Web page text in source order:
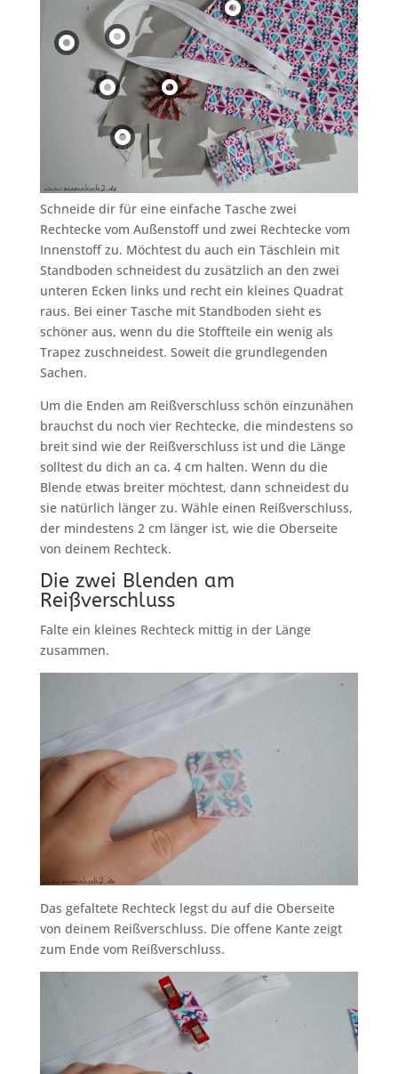
Schneide dir für eine einfache Tasche zwei
Rechtecke vom Außenstoff und zwei Rechtecke vom
Innenstoff zu. Möchtest du auch ein Täschlein mit
Standboden schneidest du zusätzlich an den zwei
unteren Ecken links und recht ein kleines Quadrat
raus. Bei einer Tasche mit Standboden sieht es
schöner aus, wenn du die Stoffteile ein wenig als
Trapez zuschneidest. Soweit die grundlegenden
Sachen.
Um die Enden am Reißverschluss schön einzunähen
brauchst du noch vier Rechtecke, die mindestens so
breit sind wie der Reißverschluss ist und die Länge
solltest du dich an ca. 4 cm halten. Wenn du die
Blende etwas breiter möchtest, dann schneidest du
sie natürlich länger zu. Wähle einen Reißverschluss,
der mindestens 2 cm länger ist, wie die Oberseite
von deinem Rechteck.
Die zwei Blenden am
Reißverschluss
Falte ein kleines Rechteck mittig in der Länge
zusammen.
Das gefaltete Rechteck legst du auf die Oberseite
von deinem Reißverschluss. Die offene Kante zeigt
zum Ende vom Reißverschluss.